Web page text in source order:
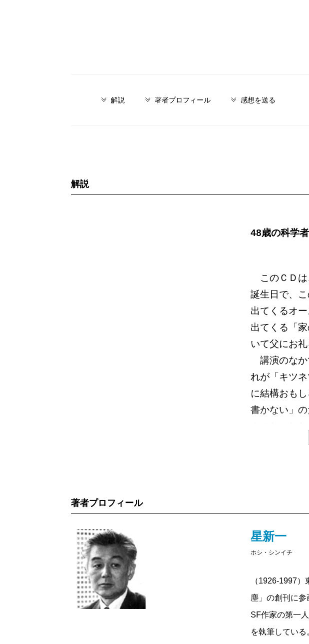
解説 著者プロフィール 感想を送る
解説
48歳の科学
このＣＤは
誕生日で、
出てくるオ
出てくる「
いて父にお
講演のなか
れが「キツ
に結構おも
書かない」
理論のどの
かと。この
者の試みの
家での父そ
著者プロフィール
星新一
ホシ・シンイチ
（1926-1997
塵」の創刊に
SF作家の第一
を執筆してい